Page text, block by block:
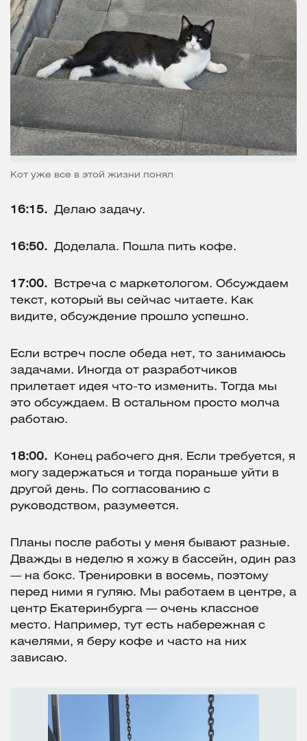
Кот уже все в этой жизни понял
16:15. Делаю задачу.
16:50. Доделала. Пошла пить кофе.
17:00.
Встреча с маркетологом. Обсуждаем
текст, который вы сейчас читаете. Как
видите, обсуждение прошло успешно.
Если встреч после обеда нет, то занимаюсь
задачами. Иногда от разработчиков
прилетает идея что-то изменить. Тогда мы
это обсуждаем. В остальном просто молча
работаю.
18:00.
Конец рабочего дня. Если требуется, я
могу задержаться и тогда пораньше уйти в
другой день. По согласованию с
руководством, разумеется.
Планы после работы у меня бывают разные.
Дважды в неделю я хожу в бассейн, один раз
— на бокс. Тренировки в восемь, поэтому
перед ними я гуляю. Мы работаем в центре, а
центр Екатеринбурга — очень классное
место. Например, тут есть набережная с
качелями, я беру кофе и часто на них
зависаю.